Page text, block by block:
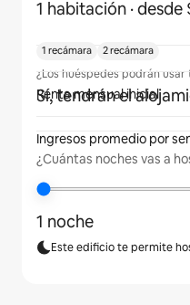
1 habitación ·
¿Los huéspedes podrán
Sí, tendrán el
¿Cuántas noches vas a
1 noche
Este edificio te permite
1 recámara 2 recámara
Renta mensual inicial
Ingresos promedio por